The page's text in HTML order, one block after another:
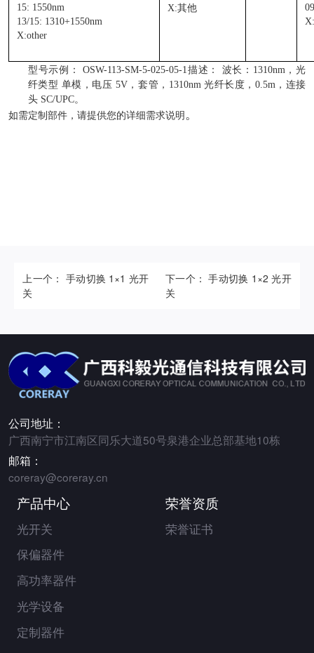
15: 1550nm
13/15: 1310+1550nm
X:other
X:其他
型号示例： OSW-113-SM-5-025-05-1描述： 波长：1310nm，光
纤类型 单模，电压 5V，套管， 1310nm 光纤长度，0.5m，连接
头 SC/UPC。
如需定制部件，请提供您的详细需求说明 。
上一个： 手动切换 1×1 光开
关
下一个： 手动切换 1×2 光开
关
公司地址：
广西南宁市江南区同乐大道50号泉港企业总部基地10栋
邮箱：
coreray@coreray.cn
产品中心
光开关
保偏器件
高功率器件
光学设备
定制器件
荣誉资质
荣誉证书